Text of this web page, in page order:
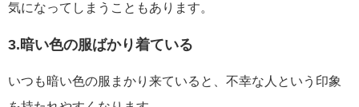
気になってしまうこともあります。
3.暗い色の服ばかり着ている
いつも暗い色の服まかり来ていると、不幸な人という印象